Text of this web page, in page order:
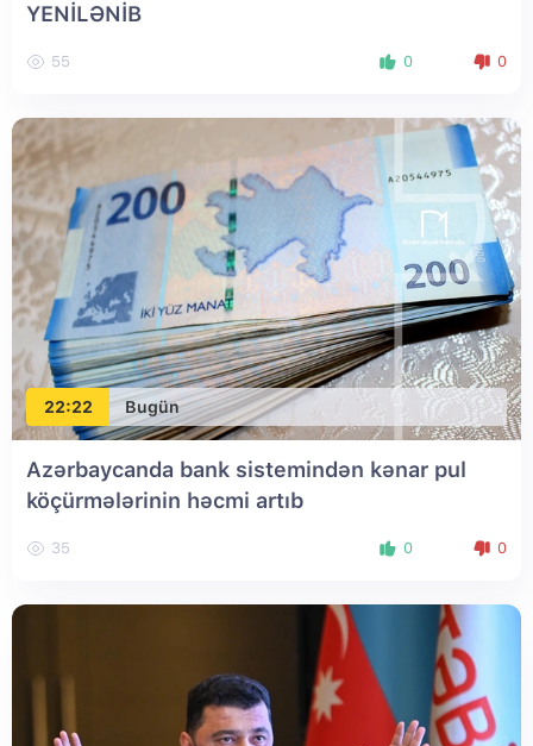
YENİLƏNİB
55 0 0
22:22 Bugün
Azərbaycanda bank sistemindən kənar pul
köçürmələrinin həcmi artıb
35 0 0